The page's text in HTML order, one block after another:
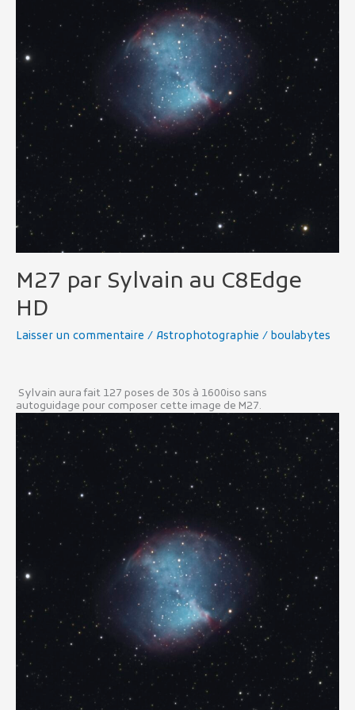
M27 par Sylvain au C8Edge
HD
Laisser un commentaire / Astrophotographie / boulabytes
Sylvain aura fait 127 poses de 30s à 1600iso sans
autoguidage pour composer cette image de M27.